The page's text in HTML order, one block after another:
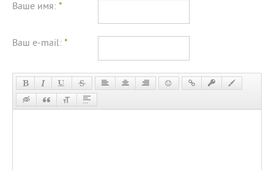
Ваше имя: *
Ваш e-mail: *